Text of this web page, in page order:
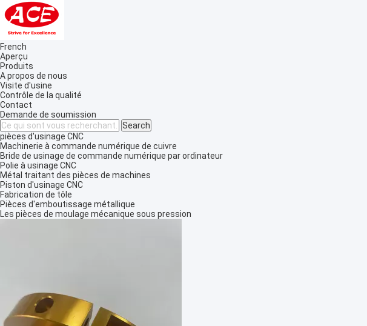
French
Aperçu
Produits
A propos de nous
Visite d'usine
Contrôle de la qualité
Contact
Demande de soumission
pièces d'usinage CNC
Machinerie à commande numérique de cuivre
Bride de usinage de commande numérique par ordinateur
Polie à usinage CNC
Métal traitant des pièces de machines
Piston d'usinage CNC
Fabrication de tôle
Pièces d'emboutissage métallique
Les pièces de moulage mécanique sous pression